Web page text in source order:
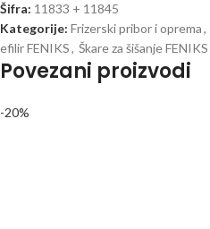
Šifra: 11833 + 11845
Kategorije: Frizerski pribor i oprema,
efilir FENIKS, Škare za šišanje FENIKS
Povezani proizvodi
-20%